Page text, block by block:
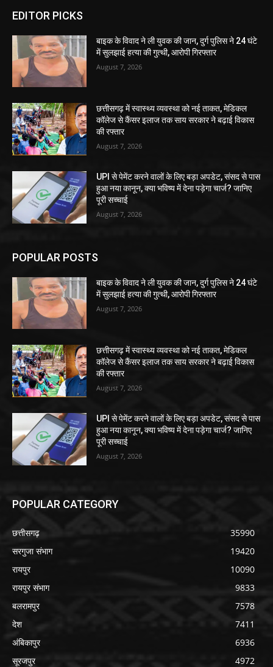
EDITOR PICKS
बाइक के विवाद ने ली युवक की जान, दुर्ग पुलिस ने 24 घंटे
में सुलझाई हत्या की गुत्थी, आरोपी गिरफ्तार
August 7, 2026
छत्तीसगढ़ में स्वास्थ्य व्यवस्था को नई ताकत, मेडिकल
कॉलेज से कैंसर इलाज तक साय सरकार ने बढ़ाई विकास
की रफ्तार
August 7, 2026
UPI से पेमेंट करने वालों के लिए बड़ा अपडेट, संसद से पास
हुआ नया कानून, क्या भविष्य में देना पड़ेगा चार्ज? जानिए
पूरी सच्चाई
August 7, 2026
POPULAR POSTS
बाइक के विवाद ने ली युवक की जान, दुर्ग पुलिस ने 24 घंटे
में सुलझाई हत्या की गुत्थी, आरोपी गिरफ्तार
August 7, 2026
छत्तीसगढ़ में स्वास्थ्य व्यवस्था को नई ताकत, मेडिकल
कॉलेज से कैंसर इलाज तक साय सरकार ने बढ़ाई विकास
की रफ्तार
August 7, 2026
UPI से पेमेंट करने वालों के लिए बड़ा अपडेट, संसद से पास
हुआ नया कानून, क्या भविष्य में देना पड़ेगा चार्ज? जानिए
पूरी सच्चाई
August 7, 2026
POPULAR CATEGORY
छत्तीसगढ़
35990
सरगुजा संभाग
19420
रायपुर
10090
रायपुर संभाग
9833
बलरामपुर
7578
देश
7411
अंबिकापुर
6936
सूरजपुर
4972